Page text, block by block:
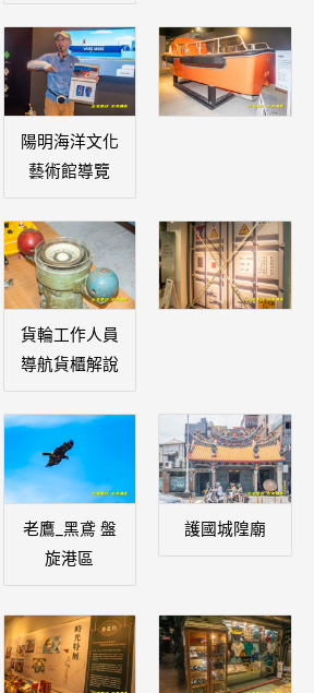
陽明海洋文化
藝術館導覽
貨輪工作人員
導航貨櫃解說
老鷹_黑鳶 盤
旋港區
護國城隍廟